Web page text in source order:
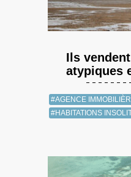
Ils
atypiques
#AGENCE
#HABITATIONS